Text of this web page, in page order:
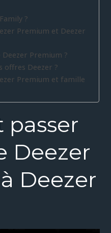
?
Premium et Deezer
Premium ?
offres Deezer ?
Premium et famille
Deezer
Deezer